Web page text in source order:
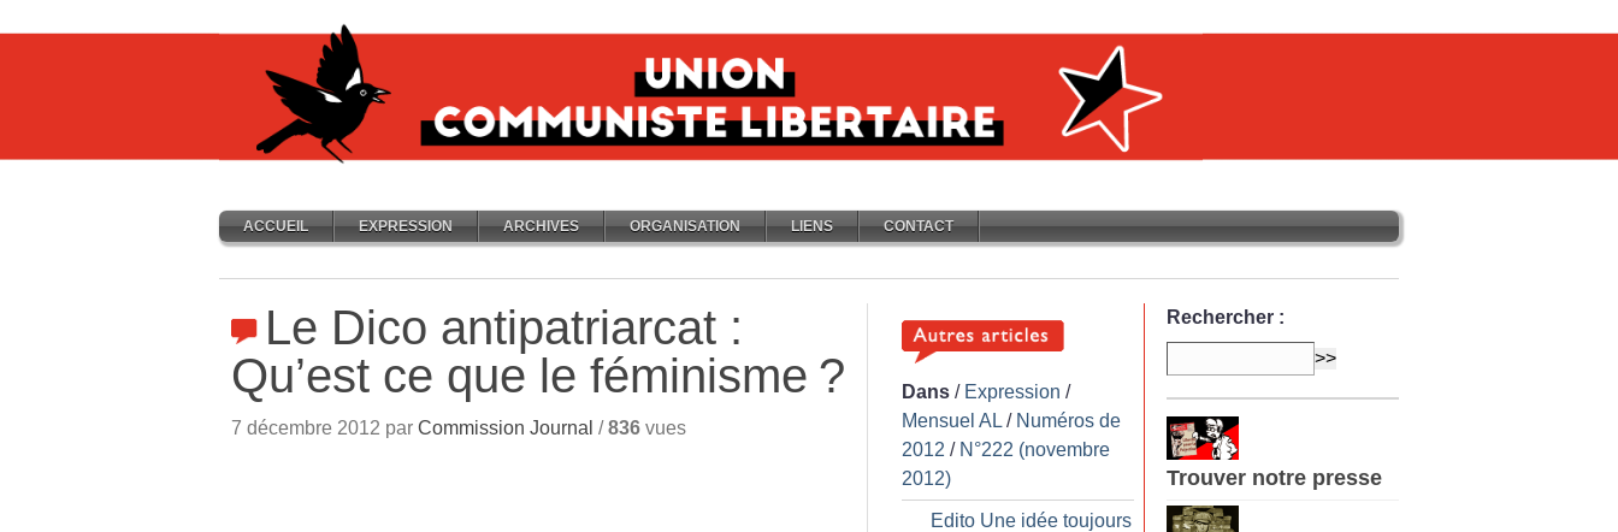
ACCUEIL EXPRESSION ARCHIVES ORGANISATION LIENS CONTACT
Le Dico antipatriarcat :
Qu’est ce que le féminisme ?
7 décembre 2012 par Commission Journal /836 vues
Dans / Expression /
Mensuel AL / Numéros de
2012 / N°222 (novembre
2012)
Edito Une idée toujours
Rechercher :
Trouver notre presse